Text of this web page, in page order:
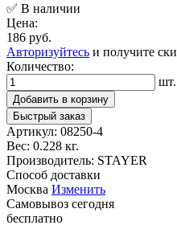
✅ В наличии
Цена:
186 руб.
Авторизуйтесь и получите
Количество:
шт.
Добавить в корзину
Быстрый заказ
Артикул: 08250-4
Вес: 0.228 кг.
Производитель: STAYER
Способ доставки
Москва Изменить
Самовывоз сегодня
бесплатно